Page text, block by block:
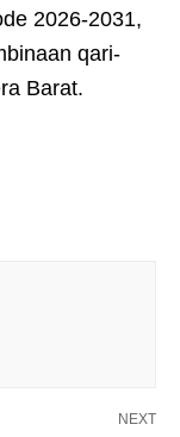
2026-2031,
qari-
Barat.
NEXT